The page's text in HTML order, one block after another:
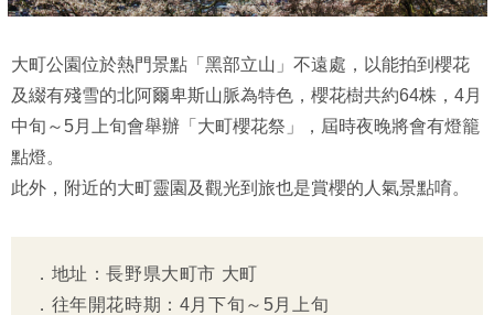
大町公園位於熱門景點「黑部立山」不遠處，以能拍到櫻花
及綴有殘雪的北阿爾卑斯山脈為特色，櫻花樹共約64株，4月
中旬～5月上旬會舉辦「大町櫻花祭」，屆時夜晚將會有燈籠
點燈。
此外，附近的大町靈園及觀光到旅也是賞櫻的人氣景點唷。
．地址：長野県大町市 大町
．往年開花時期：4月下旬～5月上旬